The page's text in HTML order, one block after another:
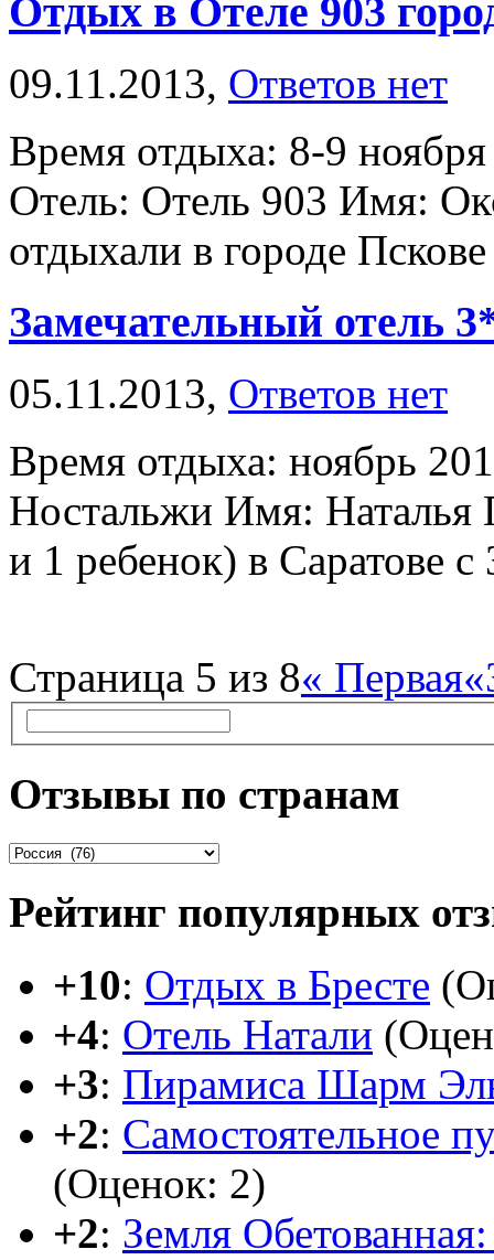
Отдых в Отеле 903
09.11.2013, Ответов нет
Время отдыха: 8-9
Отель: Отель 903 Имя:
отдыхали в городе
Замечательный отель
05.11.2013, Ответов нет
Время отдыха: ноябрь
Ностальжи Имя: Наталья
и 1 ребенок) в Саратове
Страница 5 из 8« Первая«
Отзывы по странам
Рейтинг популярных
+10: Отдых в Бресте
+4: Отель Натали
+3: Пирамиса Шарм
+2: Самостоятельное
(Оценок: 2)
+2: Земля